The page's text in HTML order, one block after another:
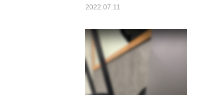
ほうがいい?休んだほうが
いい?
2022.07.11